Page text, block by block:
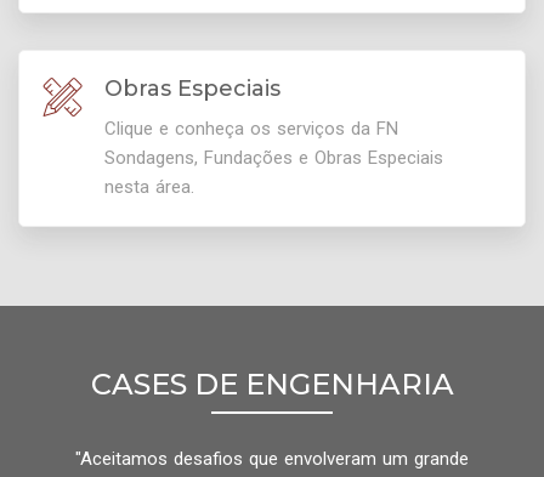
Obras Especiais
Clique e conheça os serviços da FN
Sondagens, Fundações e Obras Especiais
nesta área.
CASES DE ENGENHARIA
"Aceitamos desafios que envolveram um grande